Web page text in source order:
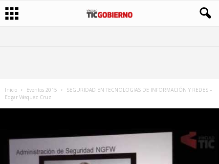
Inicio Eventos 2015
SEGURIDAD EN TECNOLOGIAS DE INFORMACIÓN Y REDES –
Edgar Vásquez Cruz